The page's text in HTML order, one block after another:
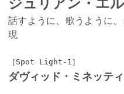
ジュリアン・エ
話すように、歌うように
現
［Spot Light-1］
ダヴィッド・ミネッティ